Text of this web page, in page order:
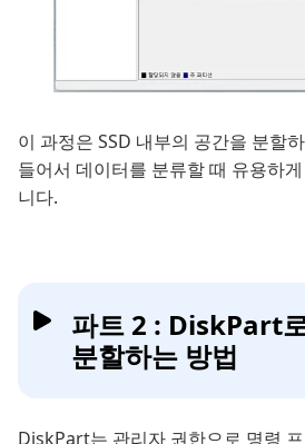
이 과정은 SSD 내부의 공간을 분할
들어서 데이터를 분류할 때 유용하
니다.
파트 2 : DiskPart
분할하는 방법
DiskPart는 관리자 권한으로 명령